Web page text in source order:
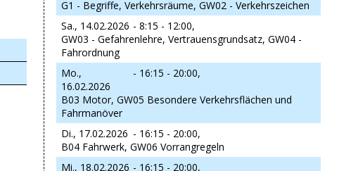
G1 - Begriffe, Verkehrsräume, GW02 - Verkehrszeichen
Sa., 14.02.2026 - 8:15 - 12:00,
GW03 - Gefahrenlehre, Vertrauensgrundsatz, GW04 -
Fahrordnung
Mo.,
16.02.2026
- 16:15 - 20:00,
B03 Motor, GW05 Besondere Verkehrsflächen und
Fahrmanöver
Di., 17.02.2026 - 16:15 - 20:00,
B04 Fahrwerk, GW06 Vorrangregeln
Mi., 18.02.2026 - 16:15 - 20:00,